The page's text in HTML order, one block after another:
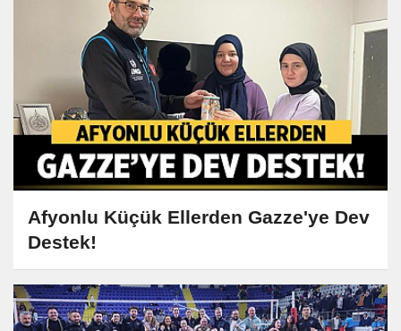
Afyonlu Küçük Ellerden Gazze'ye Dev
Destek!